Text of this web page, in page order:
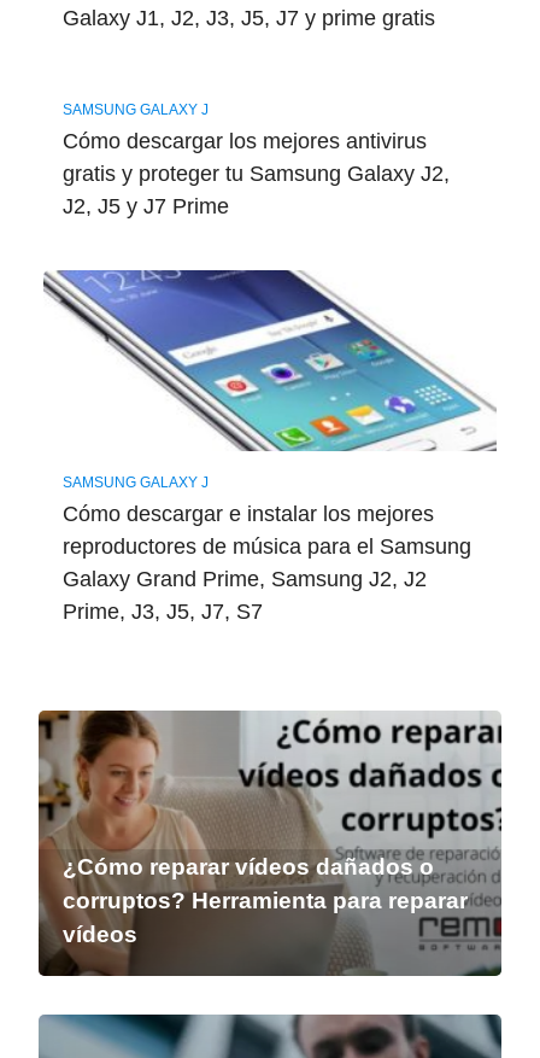
Galaxy J1, J2, J3, J5, J7 y prime gratis
SAMSUNG GALAXY J
Cómo descargar los mejores antivirus
gratis y proteger tu Samsung Galaxy J2,
J2, J5 y J7 Prime
SAMSUNG GALAXY J
Cómo descargar e instalar los mejores
reproductores de música para el Samsung
Galaxy Grand Prime, Samsung J2, J2
Prime, J3, J5, J7, S7
¿Cómo reparar vídeos dañados o
corruptos? Herramienta para reparar
vídeos